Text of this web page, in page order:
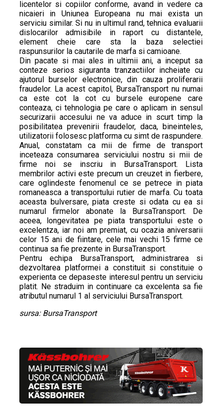
licentelor si copiilor conforme, avand in vedere ca
nicaieri in Uniunea Europeana nu mai exista un
serviciu similar. Si nu in ultimul rand, tehnica evaluarii
dislocarilor admisibile in raport cu distantele,
element cheie care sta la baza selectiei
raspunsurilor la cautarile de marfa si camioane.
Din pacate si mai ales in ultimii ani, a inceput sa
conteze serios siguranta tranzactiilor incheiate cu
ajutorul burselor electronice, din cauza proliferarii
fraudelor. La acest capitol, BursaTransport nu numai
ca este cot la cot cu bursele europene care
conteaza, ci tehnologia pe care o aplicam in sensul
securizarii accesului ne va aduce in scurt timp la
posibilitatea prevenirii fraudelor, daca, bineinteles,
utilizatorii folosesc platforma cu simt de raspundere.
Anual, constatam ca mii de firme de transport
inceteaza consumarea serviciului nostru si mii de
firme noi se inscriu in BursaTransport. Lista
membrilor activi este precum un creuzet in fierbere,
care oglindeste fenomenul ce se petrece in piata
romaneasca a transportului rutier de marfa. Cu toata
aceasta bulversare, piata creste si odata cu ea si
numarul firmelor abonate la BursaTransport. De
aceea, longevitatea pe piata transportului este o
excelentza, iar noi am premiat, cu ocazia aniversarii
celor 15 ani de fiintare, cele mai vechi 15 firme ce
continua sa fie prezente in BursaTransport.
Pentru echipa BursaTransport, administrarea si
dezvoltarea platformei a constituit si constituie o
experienta ce depaseste interesul pentru un serviciu
platit. Ne straduim in continuare ca excelenta sa fie
atributul numarul 1 al serviciului BursaTransport.
sursa: BursaTransport